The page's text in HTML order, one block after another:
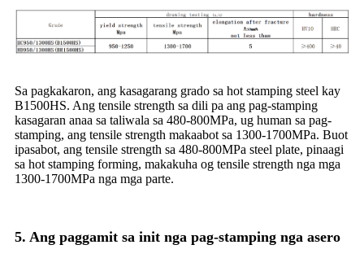
Sa pagkakaron, ang kasagarang grado sa hot stamping steel kay
B1500HS. Ang tensile strength sa dili pa ang pag-stamping
kasagaran anaa sa taliwala sa 480-800MPa, ug human sa pag-
stamping, ang tensile strength makaabot sa 1300-1700MPa. Buot
ipasabot, ang tensile strength sa 480-800MPa steel plate, pinaagi
sa hot stamping forming, makakuha og tensile strength nga mga
1300-1700MPa nga mga parte.
5. Ang paggamit sa init nga pag-stamping nga asero